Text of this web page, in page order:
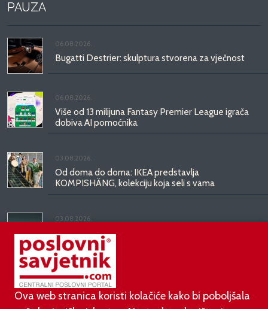
PAUZA
06.08.2026.
Bugatti Destrier: skulptura stvorena za vječnost
06.08.2026.
Više od 13 milijuna Fantasy Premier League igrača
dobiva AI pomoćnika
03.08.2026.
Od doma do doma: IKEA predstavlja
KOMPISHÄNG, kolekciju koja seli s vama
03.08.2026.
Kineski BYD predstavio luksuznu limuzinu veću od
Mercedesove S-klase, obećava domet do 1.000
kilometara
Ova web stranica koristi kolačiće kako bi poboljšala